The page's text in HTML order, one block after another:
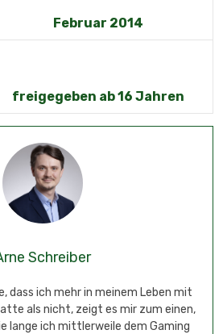
Februar 2014
freigegeben ab 16 Jahren
Schreiber
dass ich mehr in meinem Leben mit
als nicht, zeigt es mir zum einen,
lange ich mittlerweile dem Gaming